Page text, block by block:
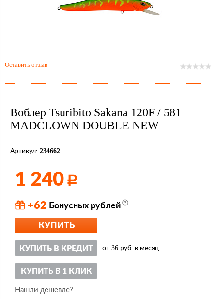
Воблер Tsuribito Sakana 120F / 581
MADCLOWN DOUBLE NEW
Артикул: 234662
1 240 Р
+62 Бонусных рублей
КУПИТЬ
КУПИТЬ В КРЕДИТ от 36 руб. в месяц
КУПИТЬ В 1 КЛИК
Нашли дешевле?
Оставить отзыв